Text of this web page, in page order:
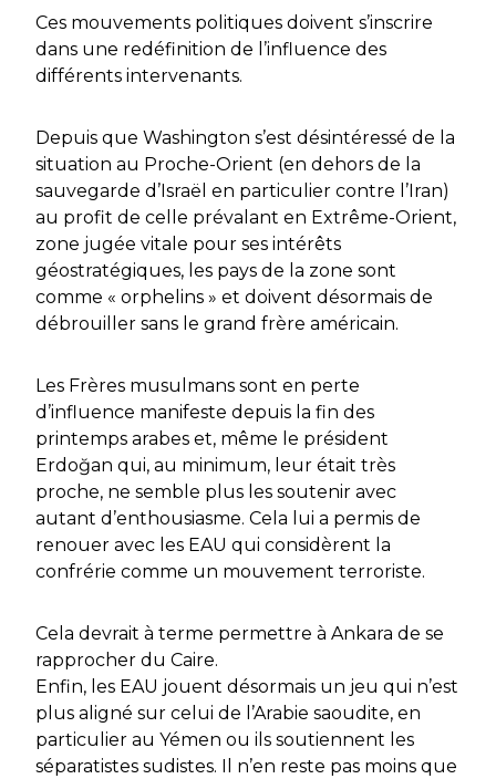
Ces mouvements politiques doivent s’inscrire
dans une redéfinition de l’influence des
différents intervenants.
Depuis que Washington s’est désintéressé de la
situation au Proche-Orient (en dehors de la
sauvegarde d’Israël en particulier contre l’Iran)
au profit de celle prévalant en Extrême-Orient,
zone jugée vitale pour ses intérêts
géostratégiques, les pays de la zone sont
comme « orphelins » et doivent désormais de
débrouiller sans le grand frère américain.
Les Frères musulmans sont en perte
d’influence manifeste depuis la fin des
printemps arabes et, même le président
Erdoğan qui, au minimum, leur était très
proche, ne semble plus les soutenir avec
autant d’enthousiasme. Cela lui a permis de
renouer avec les EAU qui considèrent la
confrérie comme un mouvement terroriste.
Cela devrait à terme permettre à Ankara de se
rapprocher du Caire.
Enfin, les EAU jouent désormais un jeu qui n’est
plus aligné sur celui de l’Arabie saoudite, en
particulier au Yémen ou ils soutiennent les
séparatistes sudistes. Il n’en reste pas moins que